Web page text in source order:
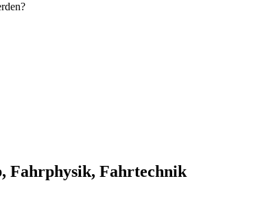
Fahrphysik, Fahrtechnik